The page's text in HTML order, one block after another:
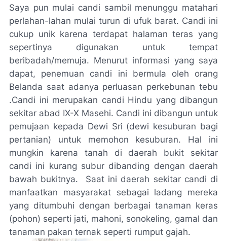
Saya pun mulai candi sambil menunggu matahari
perlahan-lahan mulai turun di ufuk barat. Candi ini
cukup unik karena terdapat halaman teras yang
sepertinya digunakan untuk tempat
beribadah/memuja. Menurut informasi yang saya
dapat, penemuan candi ini bermula oleh orang
Belanda saat adanya perluasan perkebunan tebu
.Candi ini merupakan candi Hindu yang dibangun
sekitar abad IX-X Masehi. Candi ini dibangun untuk
pemujaan kepada Dewi Sri (dewi kesuburan bagi
pertanian) untuk memohon kesuburan. Hal ini
mungkin karena tanah di daerah bukit sekitar
candi ini kurang subur dibanding dengan daerah
bawah bukitnya. Saat ini daerah sekitar candi di
manfaatkan masyarakat sebagai ladang mereka
yang ditumbuhi dengan berbagai tanaman keras
(pohon) seperti jati, mahoni, sonokeling, gamal dan
tanaman pakan ternak seperti rumput gajah.